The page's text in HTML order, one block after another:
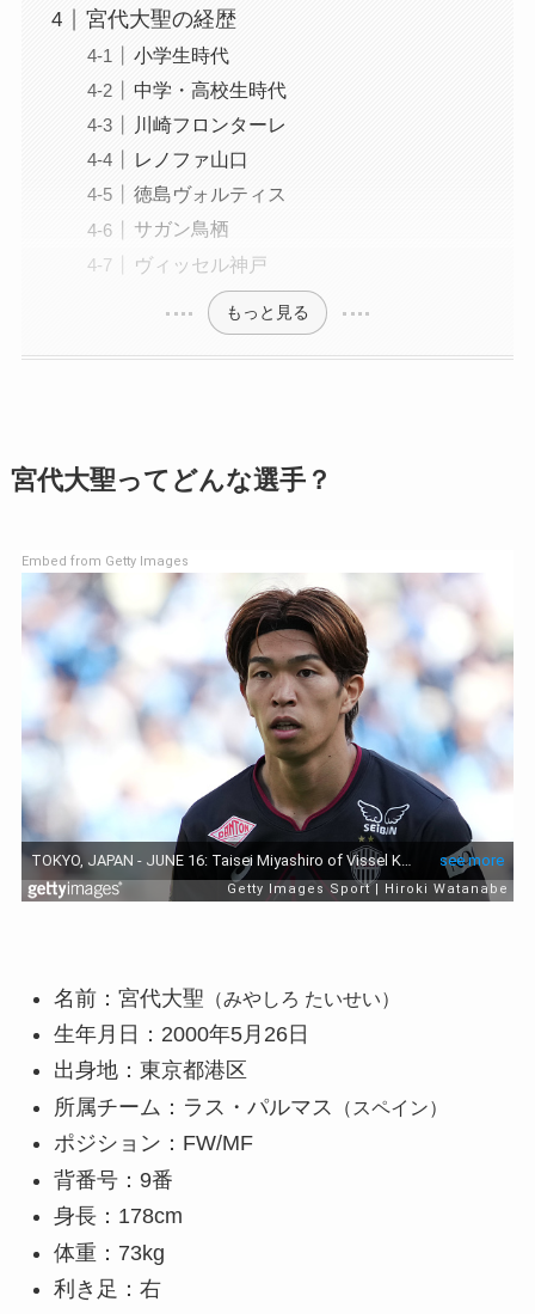
宮代大聖の経歴
小学生時代
中学・高校生時代
川崎フロンターレ
レノファ山口
徳島ヴォルティス
サガン鳥栖
ヴィッセル神戸
もっと見る
宮代大聖ってどんな選手？
Embed from Getty Images
名前：宮代大聖 （みやしろ たいせい）
生年月日：2000年5月26日
出身地：東京都港区
所属チーム：ラス・パルマス
（スペイン）
ポジション：FW/MF
背番号：9番
身長：178cm
体重：73kg
利き足：右